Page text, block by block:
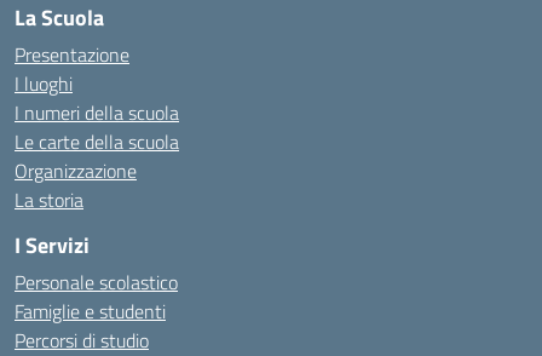
La Scuola
Presentazione
I luoghi
I numeri della scuola
Le carte della scuola
Organizzazione
La storia
I Servizi
Personale scolastico
Famiglie e studenti
Percorsi di studio